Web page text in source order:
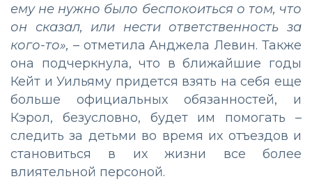
ему не нужно было беспокоиться о том, что
он сказал, или нести ответственность за
кого-то», – отметила Анджела Левин. Также
она подчеркнула, что в ближайшие годы
Кейт и Уильяму придется взять на себя еще
больше официальных обязанностей, и
Кэрол, безусловно, будет им помогать –
следить за детьми во время их отъездов и
становиться в их жизни все более
влиятельной персоной.